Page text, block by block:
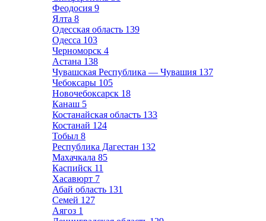
Феодосия 9
Ялта 8
Одесская область 139
Одесса 103
Черноморск 4
Астана 138
Чувашская Республика — Чувашия 137
Чебоксары 105
Новочебоксарск 18
Канаш 5
Костанайская область 133
Костанай 124
Тобыл 8
Республика Дагестан 132
Махачкала 85
Каспийск 11
Хасавюрт 7
Абай область 131
Семей 127
Аягоз 1